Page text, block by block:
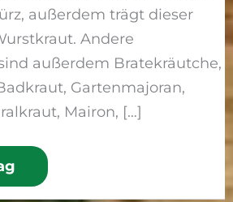
außerdem trägt dieser
Andere
außerdem Bratekräutche,
Gartenmajoran,
Mairon, […]